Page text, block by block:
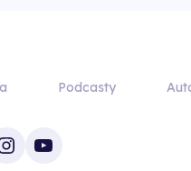
Podcasty
YouTube